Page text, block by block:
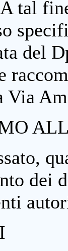
tal
del
Via
dei